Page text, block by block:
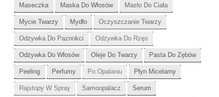
Maseczka Maska Do Włosów Masło Do Ciała
Mycie Twarzy Mydło Oczyszczanie Twarzy
Odżywka Do Paznokci Odżywka Do Rzęs
Odżywka Do Włosów Oleje Do Twarzy Pasta Do Zębów
Peeling Perfumy Po Opalaniu Płyn Micelarny
Rajstopy W Spray Samoopalacz Serum